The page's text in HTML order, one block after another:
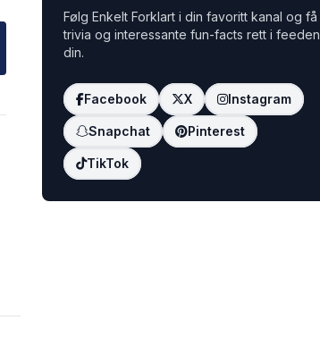
Følg Enkelt Forklart i din favoritt kanal og få
trivia og interessante fun-facts rett i feeden
din.
Facebook X Instagram
Snapchat Pinterest
TikTok